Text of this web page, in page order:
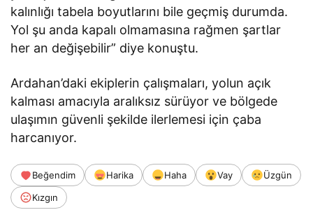
kalınlığı tabela boyutlarını bile geçmiş durumda.
Yol şu anda kapalı olmamasına rağmen şartlar
her an değişebilir” diye konuştu.
Ardahan’daki ekiplerin çalışmaları, yolun açık
kalması amacıyla aralıksız sürüyor ve bölgede
ulaşımın güvenli şekilde ilerlemesi için çaba
harcanıyor.
Beğendim Harika Haha Vay
Üzgün
Kızgın